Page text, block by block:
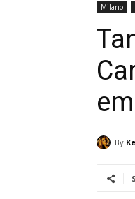
Milano
By